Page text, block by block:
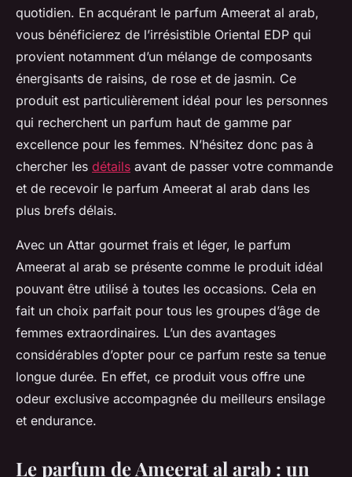
quotidien. En acquérant le parfum Ameerat al arab,
vous bénéficierez de l’irrésistible Oriental EDP qui
provient notamment d’un mélange de composants
énergisants de raisins, de rose et de jasmin. Ce
produit est particulièrement idéal pour les personnes
qui recherchent un parfum haut de gamme par
excellence pour les femmes. N’hésitez donc pas à
chercher les détails avant de passer votre commande
et de recevoir le parfum Ameerat al arab dans les
plus brefs délais.
Avec un Attar gourmet frais et léger, le parfum
Ameerat al arab se présente comme le produit idéal
pouvant être utilisé à toutes les occasions. Cela en
fait un choix parfait pour tous les groupes d’âge de
femmes extraordinaires. L’un des avantages
considérables d’opter pour ce parfum reste sa tenue
longue durée. En effet, ce produit vous offre une
odeur exclusive accompagnée du meilleurs ensilage
et endurance.
Le parfum de Ameerat al arab : un